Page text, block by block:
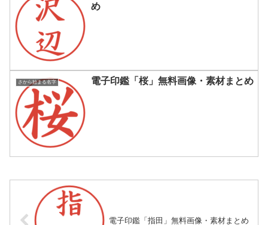
め
さから始まる名字 電子印鑑「桜」無料画像・素材まとめ
電子印鑑「指田」無料画像・素材まとめ